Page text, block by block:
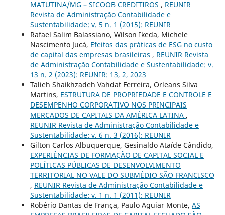
MATUTINA/MG – SICOOB CREDITIROS , REUNIR
Revista de Administração Contabilidade e
Sustentabilidade: v. 5 n. 1 (2015): REUNIR
Rafael Salim Balassiano, Wilson Ikeda, Michele
Nascimento Jucá, Efeitos das práticas de ESG no custo
de capital das empresas brasileiras , REUNIR Revista
de Administração Contabilidade e Sustentabilidade: v.
13 n. 2 (2023): REUNIR: 13, 2, 2023
Talieh Shaikhzadeh Vahdat Ferreira, Orleans Silva
Martins, ESTRUTURA DE PROPRIEDADE E CONTROLE E
DESEMPENHO CORPORATIVO NOS PRINCIPAIS
MERCADOS DE CAPITAIS DA AMÉRICA LATINA ,
REUNIR Revista de Administração Contabilidade e
Sustentabilidade: v. 6 n. 3 (2016): REUNIR
Gilton Carlos Albuquerque, Gesinaldo Ataíde Cândido,
EXPERIÊNCIAS DE FORMAÇÃO DE CAPITAL SOCIAL E
POLÍTICAS PÚBLICAS DE DESENVOLVIMENTO
TERRITORIAL NO VALE DO SUBMÉDIO SÃO FRANCISCO
, REUNIR Revista de Administração Contabilidade e
Sustentabilidade: v. 1 n. 1 (2011): REUNIR
Robério Dantas de França, Paulo Aguiar Monte, AS